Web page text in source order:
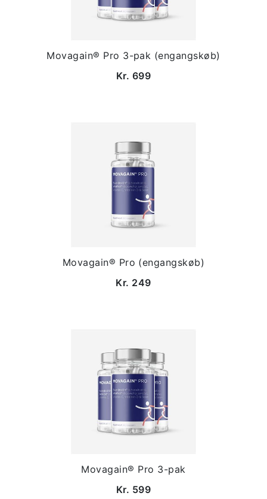
Movagain® Pro 3-pak (engangskøb)
Kr. 699
Movagain® Pro (engangskøb)
Kr. 249
Movagain® Pro 3-pak
Kr. 599